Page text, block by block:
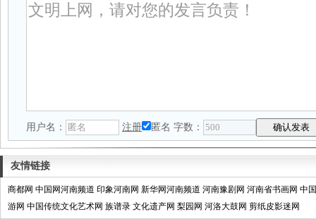
用户名： 注册 匿名 字数：
友情链接
商都网 中国网河南频道 印象河南网 新华网河南频道 河南豫剧网 河南省书画网 中
游网 中国传统文化艺术网 族谱录 文化遗产网 梨园网 河洛大鼓网 剪纸皮影迷网